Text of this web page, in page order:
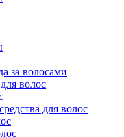
за волосами
волос
для волос